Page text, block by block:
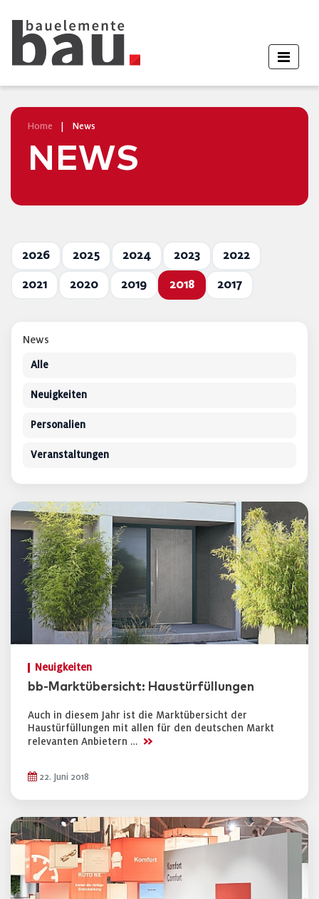
Home News
NEWS
2026 2025 2024 2023 2022
2021 2020 2019 2018 2017
Neuigkeiten
bb-Marktübersicht: Haustürfüllungen
Auch in diesem Jahr ist die Marktübersicht der
Haustürfüllungen mit allen für den deutschen Markt
relevanten Anbietern … >>
22. Juni 2018
News
Alle
Neuigkeiten
Personalien
Veranstaltungen